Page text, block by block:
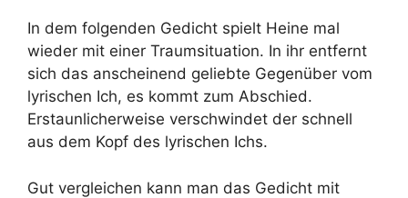
In dem folgenden Gedicht spielt Heine mal
wieder mit einer Traumsituation. In ihr entfernt
sich das anscheinend geliebte Gegenüber vom
lyrischen Ich, es kommt zum Abschied.
Erstaunlicherweise verschwindet der schnell
aus dem Kopf des lyrischen Ichs.
Gut vergleichen kann man das Gedicht mit